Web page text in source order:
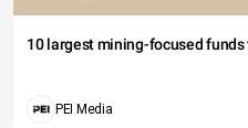
10 largest mining-focused
PEI Media